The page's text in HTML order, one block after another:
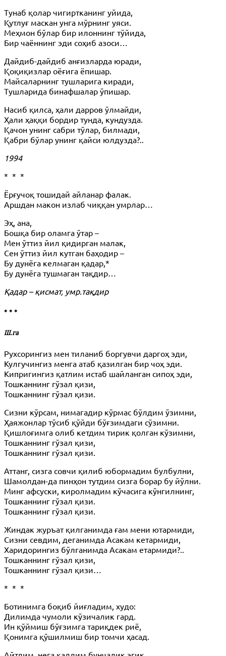
Тунаб қолар чигиртканинг уйида,
Қутлуғ маскан унга мўрнинг уяси.
Меҳмон бўлар бир илоннинг тўйида,
Бир чаённинг эди соҳиб азоси…
Дайдиб-дайдиб анғизларда юради,
Қоқиқизлар оёғига ёпишар.
Майсаларнинг тушларига киради,
Тушларида бинафшалар ўпишар.
Насиб қилса, ҳали дарров ўлмайди,
Ҳали ҳаққи бордир тунда, кундузда.
Қачон унинг сабри тўлар, билмади,
Қабри бўлар унинг қайси юлдузда?..
1994
* * *
Ёрғучоқ тошидай айланар фалак.
Аршдан макон излаб чиққан умрлар…
Эҳ, ана,
Бошқа бир оламга ўтар –
Мен ўттиз йил қидирган малак,
Сен ўттиз йил кутган баҳодир –
Бу дунёга келмаган қадар,*
Бу дунёга тушмаган тақдир…
Қадар – қисмат, умр.тақдир
* * *
Ш.га
Рухсорингиз мен тиланиб боргувчи даргоҳ эди,
Кулгучингиз менга атаб қазилган бир чоҳ эди.
Кипригингиз қатлим истаб шайланган сипоҳ эди,
Тошканнинг гўзал қизи,
Тошканнинг гўзал қизи.
Сизни кўрсам, нимагадир кўрмас бўлдим ўзимни,
Ҳаяжонлар тўсиб қўйди бўғзимдаги сўзимни.
Қишлоғимга олиб кетдим тирик қолган кўзимни,
Тошканнинг гўзал қизи,
Тошканнинг гўзал қизи.
Аттанг, сизга совчи қилиб юбормадим булбулни,
Шамолдан-да пинҳон тутдим сизга борар бу йўлни.
Минг афсуски, киролмадим кўчасига кўнгилнинг,
Тошканнинг гўзал қизи.
Тошканнинг гўзал қизи.
Жиндак журъат қилганимда ғам мени ютармиди,
Сизни севдим, деганимда Асакам кетармиди,
Харидорингиз бўлганимда Асакам етармиди?..
Тошканнинг гўзал қизи,
Тошканнинг гўзал қизи…
* * *
Ботинимга боқиб йиғладим, худо:
Дилимда чумоли кўзичалик гард.
Ин қўймиш бўғзимга тариқдек риё,
Қонимга қўшилмиш бир томчи ҳасад.